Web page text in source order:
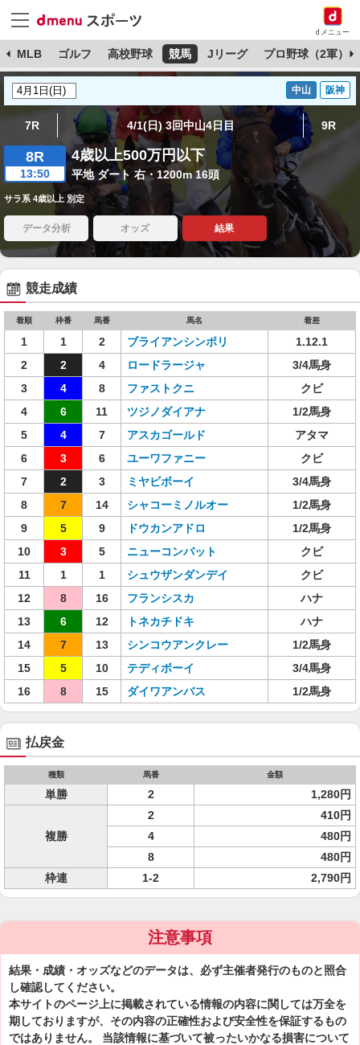
dメニュー
MLB ゴルフ 高校野球 競馬 Jリーグ プロ野球（2軍）
中山 阪神
7R 4/1(日) 3回中山4日目 9R
8R
13:50
4歳以上500万円以下
平地 ダート 右・1200m 16頭
サラ系 4歳以上 別定
データ分析 オッズ 結果
競走成績
着順 枠番 馬番 馬名 着差
1 1 2 ブライアンシンボリ
1.12.1
2
2 4 ロードラージャ
3/4馬身
3
4 8 ファストクニ
クビ
4
6 11 ツジノダイアナ
1/2馬身
5
4 7 アスカゴールド
アタマ
6
3 6 ユーワファニー
クビ
7
2 3 ミヤビボーイ
3/4馬身
8
7 14 シャコーミノルオー
1/2馬身
9
5 9 ドウカンアドロ
1/2馬身
10
3 5 ニューコンバット
クビ
11
1 1 シュウザンダンデイ
クビ
12
8 16 フランシスカ
ハナ
13
6 12 トネカチドキ
ハナ
14
7 13 シンコウアンクレー
1/2馬身
15
5 10 テディボーイ
3/4馬身
16
8 15 ダイワアンバス 1/2馬身
払戻金
種類 馬番 金額
単勝 2 1,280円
複勝
2
410円
4
480円
8
480円
枠連
1-2 2,790円
注意事項
結果・成績・オッズなどのデータは、必ず主催者発行のものと照合
し確認してください。
本サイトのページ上に掲載されている情報の内容に関しては万全を
期しておりますが、その内容の正確性および安全性を保証するもの
ではありません。 当該情報に基づいて被ったいかなる損害について